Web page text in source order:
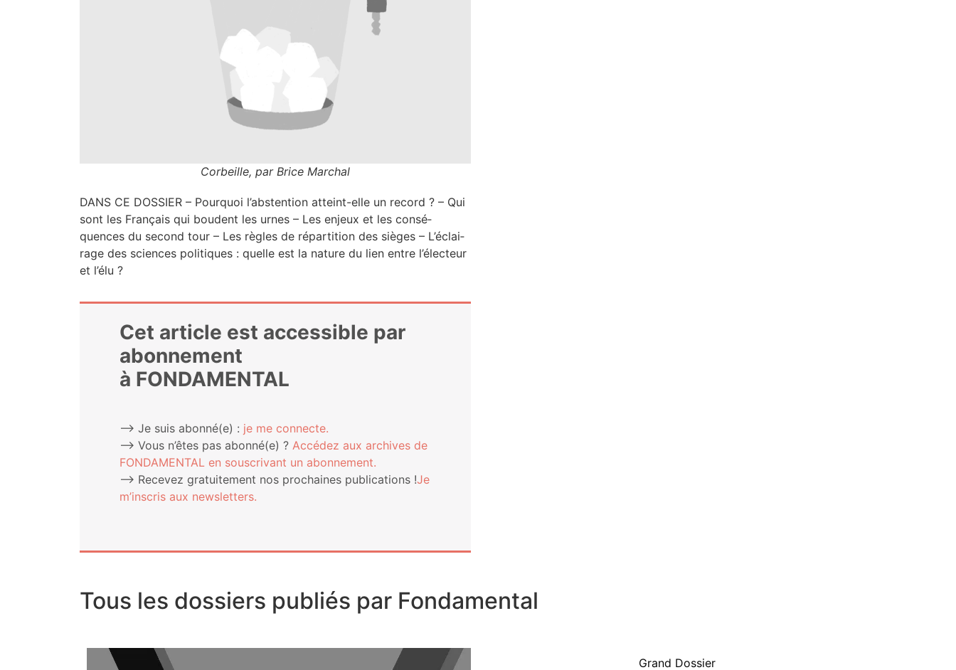
Corbeille, par Brice Marchal
DANS CE DOSSIER – Pour­quoi l’abs­ten­tion atteint-elle un record ? – Qui
sont les Fran­çais qui boudent les urnes – Les enjeux et les consé­
quences du second tour – Les règles de répar­ti­tion des sièges – L’é­clai­
rage des sciences poli­tiques : quelle est la nature du lien entre l’é­lec­teur
et l’élu ?
Cet article est accessible par
abonnement
à FONDAMENTAL
⟶ Je suis abonné(e) : je me connecte.
⟶ Vous n’êtes pas abonné(e) ? Accé­dez aux archives de
FONDAMENTAL en sous­cri­vant un abonnement.
⟶ Rece­vez gra­tui­te­ment nos pro­chaines publi­ca­tions !Je
m’ins­cris aux newsletters.
Tous les dossiers publiés par Fondamental
Grand Dossier